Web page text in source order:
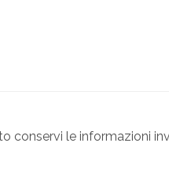
conservi le informazioni